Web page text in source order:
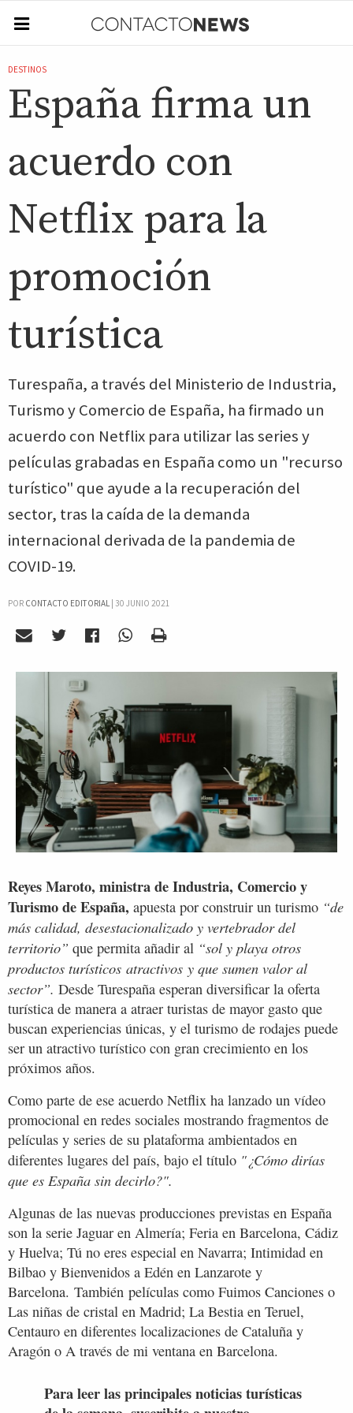
DESTINOS
España firma un
acuerdo con
Netflix para la
promoción
turística
Turespaña, a través del Ministerio de Industria,
Turismo y Comercio de España, ha firmado un
acuerdo con Netflix para utilizar las series y
películas grabadas en España como un "recurso
turístico" que ayude a la recuperación del
sector, tras la caída de la demanda
internacional derivada de la pandemia de
COVID-19.
POR CONTACTO EDITORIAL| 30 JUNIO 2021
Reyes Maroto, ministra de Industria, Comercio y
Turismo de España, apuesta por construir un turismo “de
más calidad, desestacionalizado y vertebrador del
territorio” que permita añadir al “sol y playa otros
productos turísticos atractivos y que sumen valor al
sector”. Desde Turespaña esperan diversificar la oferta
turística de manera a atraer turistas de mayor gasto que
buscan experiencias únicas, y el turismo de rodajes puede
ser un atractivo turístico con gran crecimiento en los
próximos años.
Como parte de ese acuerdo Netflix ha lanzado un vídeo
promocional en redes sociales mostrando fragmentos de
películas y series de su plataforma ambientados en
diferentes lugares del país, bajo el título "¿Cómo dirías
que es España sin decirlo?".
Algunas de las nuevas producciones previstas en España
son la serie Jaguar en Almería; Feria en Barcelona, Cádiz
y Huelva; Tú no eres especial en Navarra; Intimidad en
Bilbao y Bienvenidos a Edén en Lanzarote y
Barcelona. También películas como Fuimos Canciones o
Las niñas de cristal en Madrid; La Bestia en Teruel,
Centauro en diferentes localizaciones de Cataluña y
Aragón o A través de mi ventana en Barcelona.
Para leer las principales noticias turísticas